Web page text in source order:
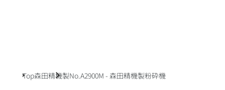
Top森田精機製No.A2900M - 森田精機製粉砕機